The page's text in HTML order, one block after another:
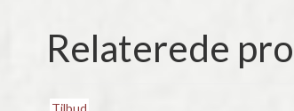
Relaterede